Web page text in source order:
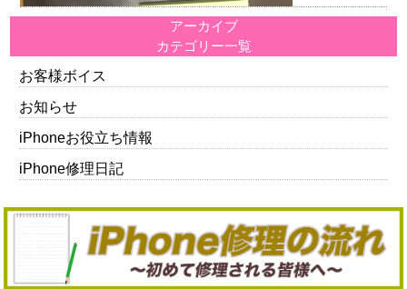
アーカイブ
カテゴリー一覧
お客様ボイス
お知らせ
iPhoneお役立ち情報
iPhone修理日記